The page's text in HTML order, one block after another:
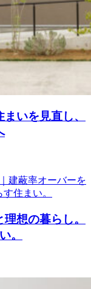
いを見直し、
想の暮らし。
。